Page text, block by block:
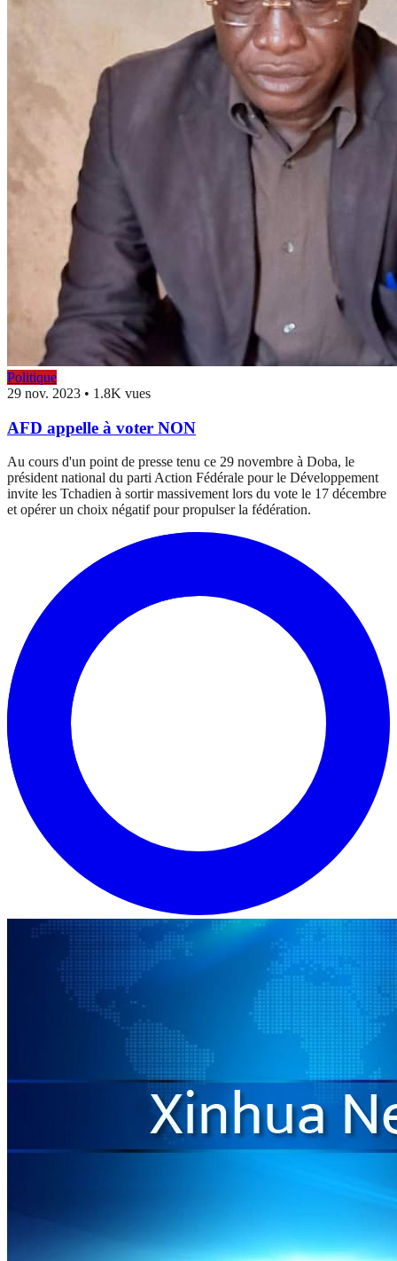
Politique
29 nov. 2023 • 1.8K vues
AFD appelle à voter NON
Au cours d'un point de presse tenu ce 29 novembre à Doba, le
président national du parti Action Fédérale pour le Développement
invite les Tchadien à sortir massivement lors du vote le 17 décembre
et opérer un choix négatif pour propulser la fédération.